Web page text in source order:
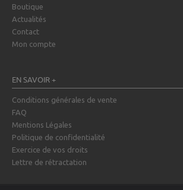
Boutique
Actualités
Contact
Mon compte
EN SAVOIR +
Conditions générales de vente
FAQ
Mentions Légales
Politique de confidentialité
Exercice de vos droits
Lettre de rétractation